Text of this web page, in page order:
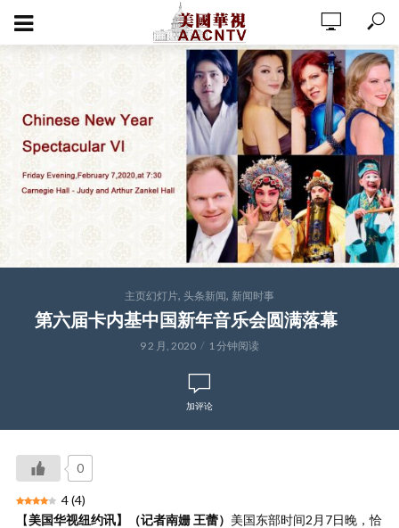
主页幻灯片, 头条新闻, 新闻时事
第六届卡内基中国新年音乐会圆满落幕
9 2 月, 2020 1 分钟阅读
加评论
0
4(4)
【美国华视纽约讯】（记者南姗 王蕾） 美国东部时间2月7日晚，恰